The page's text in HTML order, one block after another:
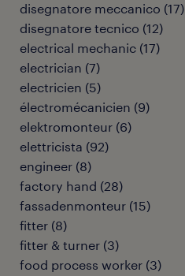
disegnatore meccanico (17)
disegnatore tecnico (12)
electrical mechanic (17)
electrician (7)
electricien (5)
électromécanicien (9)
elektromonteur (6)
elettricista (92)
engineer (8)
factory hand (28)
fassadenmonteur (15)
fitter (8)
fitter & turner (3)
food process worker (3)